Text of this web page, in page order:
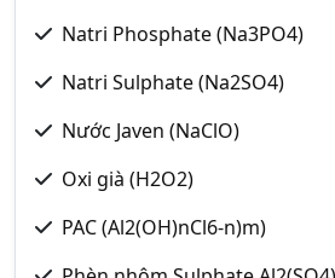
Natri Phosphate (Na3PO4)
Natri Sulphate (Na2SO4)
Nước Javen (NaClO)
Oxi già (H2O2)
PAC (Al2(OH)nCl6-n)m)